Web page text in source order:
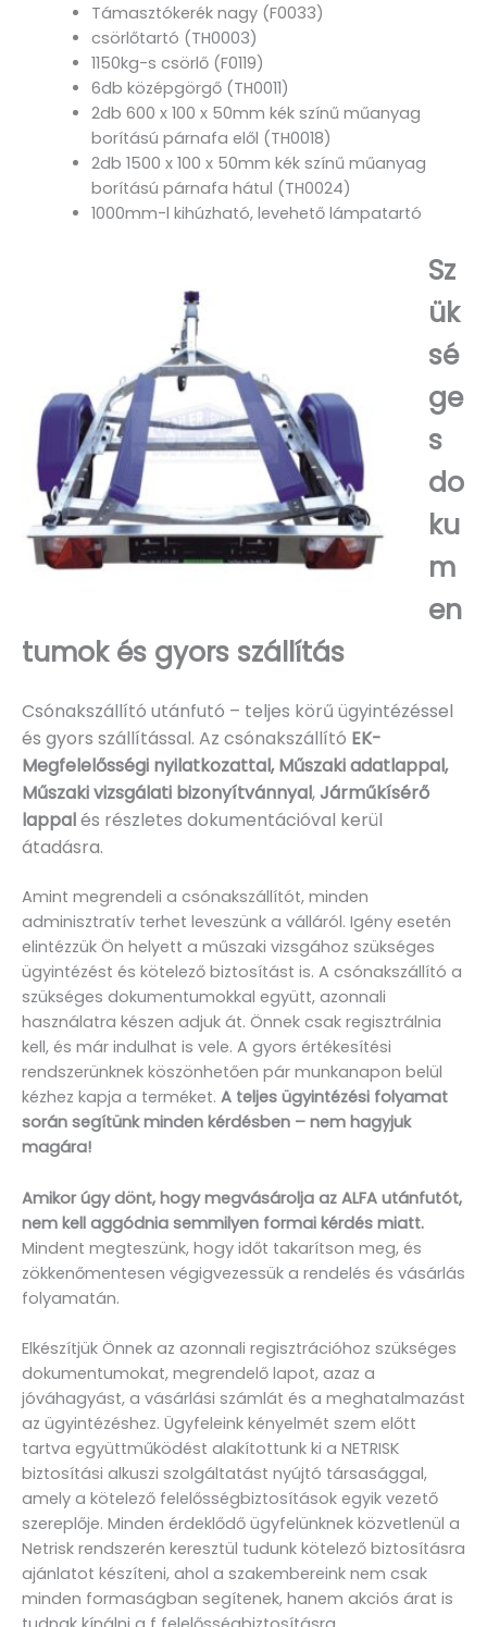
Támasztókerék nagy (F0033)
csörlőtartó (TH0003)
1150kg-s csörlő (F0119)
6db középgörgő (TH0011)
2db 600 x 100 x 50mm kék színű műanyag
borítású párnafa elől (TH0018)
2db 1500 x 100 x 50mm kék színű műanyag
borítású párnafa hátul (TH0024)
1000mm-l kihúzható, levehető lámpatartó
Sz
ük
sé
ge
s
do
ku
m
en
tumok és gyors szállítás
Csónakszállító utánfutó – teljes körű ügyintézéssel
és gyors szállítással. Az csónakszállító EK-
Megfelelősségi nyilatkozattal, Műszaki adatlappal,
Műszaki vizsgálati bizonyítvánnyal,Járműkísérő
lappalés részletes dokumentációval kerül
átadásra.
Amint megrendeli a csónakszállítót, minden
adminisztratív terhet leveszünk a válláról. Igény esetén
elintézzük Ön helyett a műszaki vizsgához szükséges
ügyintézést és kötelező biztosítást is. A csónakszállító a
szükséges dokumentumokkal együtt, azonnali
használatra készen adjuk át. Önnek csak regisztrálnia
kell, és már indulhat is vele. A gyors értékesítési
rendszerünknek köszönhetően pár munkanapon belül
kézhez kapja a terméket. A teljes ügyintézési folyamat
során segítünk minden kérdésben – nem hagyjuk
magára!
Amikor úgy dönt, hogy megvásárolja az ALFA utánfutót,
nem kell aggódnia semmilyen formai kérdés miatt.
Mindent megteszünk, hogy időt takarítson meg, és
zökkenőmentesen végigvezessük a rendelés és vásárlás
folyamatán.
Elkészítjük Önnek az azonnali regisztrációhoz szükséges
dokumentumokat, megrendelő lapot, azaz a
jóváhagyást, a vásárlási számlát és a meghatalmazást
az ügyintézéshez. Ügyfeleink kényelmét szem előtt
tartva együttműködést alakítottunk ki a NETRISK
biztosítási alkuszi szolgáltatást nyújtó társasággal,
amely a kötelező felelősségbiztosítások egyik vezető
szereplője. Minden érdeklődő ügyfelünknek közvetlenül a
Netrisk rendszerén keresztül tudunk kötelező biztosításra
ajánlatot készíteni, ahol a szakembereink nem csak
minden formaságban segítenek, hanem akciós árat is